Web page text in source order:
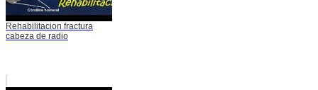
Rehabilitacion fractura
cabeza de radio